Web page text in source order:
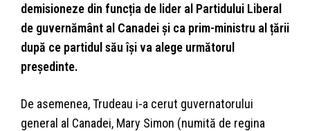
demisioneze din funcția de lider al Partidului Liberal
de guvernământ al Canadei și ca prim-ministru al țării
după ce partidul său își va alege următorul
președinte.
De asemenea, Trudeau i-a cerut guvernatorului
general al Canadei, Mary Simon (numită de regina